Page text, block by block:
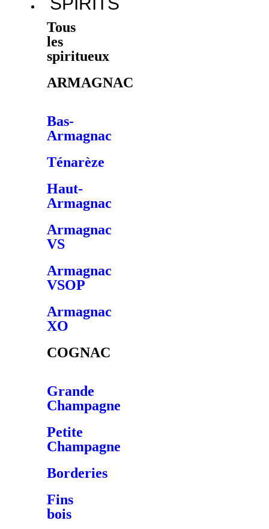
Tous
les
spiritueux
ARMAGNAC
Bas-
Armagnac
Ténarèze
Haut-
Armagnac
Armagnac
VS
Armagnac
VSOP
Armagnac
XO
COGNAC
Grande
Champagne
Petite
Champagne
Borderies
Fins
bois